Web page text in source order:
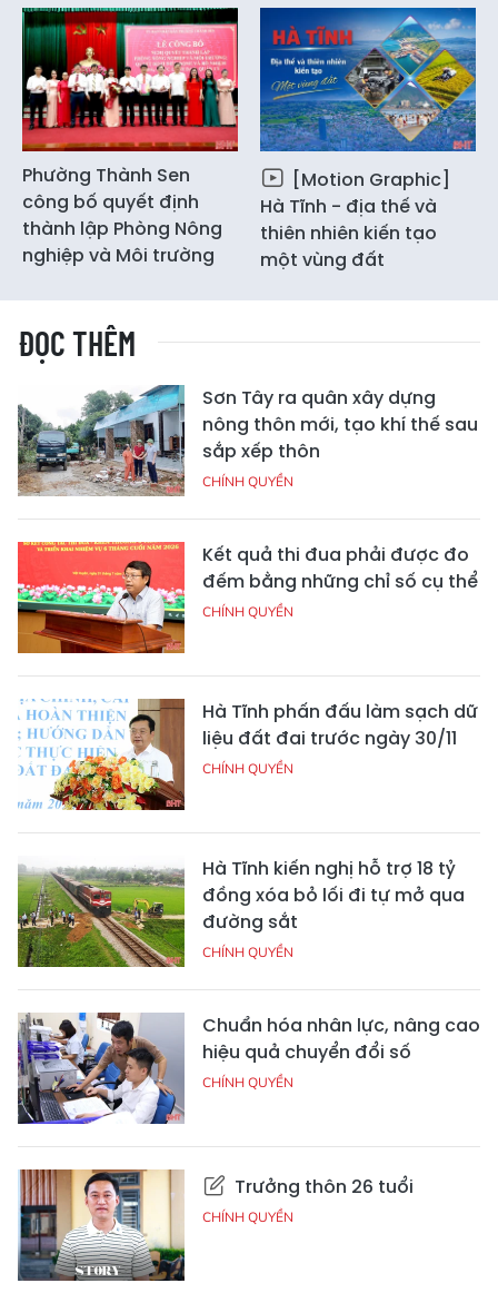
Phường Thành Sen
công bố quyết định
thành lập Phòng Nông
nghiệp và Môi trường
[Motion Graphic]
Hà Tĩnh - địa thế và
thiên nhiên kiến tạo
một vùng đất
ĐỌC THÊM
Sơn Tây ra quân xây dựng
nông thôn mới, tạo khí thế sau
sắp xếp thôn
CHÍNH QUYỀN
Kết quả thi đua phải được đo
đếm bằng những chỉ số cụ thể
CHÍNH QUYỀN
Hà Tĩnh phấn đấu làm sạch dữ
liệu đất đai trước ngày 30/11
CHÍNH QUYỀN
Hà Tĩnh kiến nghị hỗ trợ 18 tỷ
đồng xóa bỏ lối đi tự mở qua
đường sắt
CHÍNH QUYỀN
Chuẩn hóa nhân lực, nâng cao
hiệu quả chuyển đổi số
CHÍNH QUYỀN
Trưởng thôn 26 tuổi
CHÍNH QUYỀN